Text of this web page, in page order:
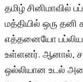
தமிழ் சினிமாவில்
மத்தியில் ஒரு
எத்தனையோ
உள்ளனர். ஆனால்,
ஒல்லியான உடல்